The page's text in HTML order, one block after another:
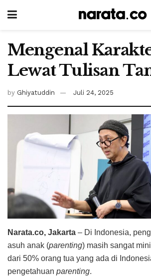
Mengenal
Lewat Tulisan
by Ghiyatuddin Juli 24, 2025
Narata.co, Jakarta – Di Indonesia,
asuh anak (parenting) masih sangat
dari 50% orang tua yang ada di
pengetahuan parenting.